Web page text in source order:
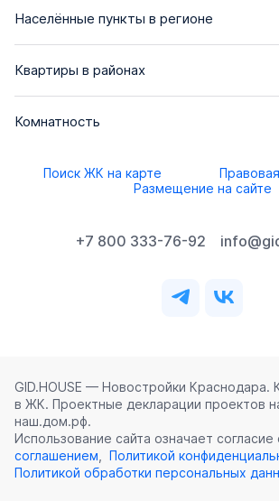
Населённые пункты в регионе
Квартиры в районах
Комнатность
Поиск ЖК на карте
Размещение на сайте
+7 800 333-76-92
GID.HOUSE — Новостройки Краснодара.
в ЖК. Проектные декларации проектов
наш.дом.рф.
Использование сайта означает согласие
соглашением
Политикой
Политикой обработки персональных